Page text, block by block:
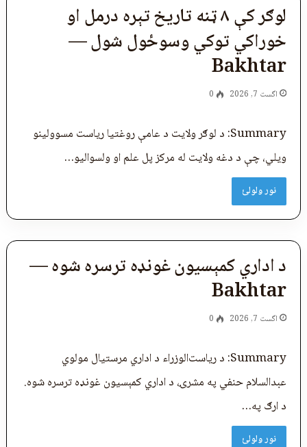
لوګر کې ۸ ټنه تاریخ تېره درمل او
خوراکي توکي وسوځول شول —
Bakhtar
اگست 7, 2026 0
Summary: د لوګر ولایت د عامې روغتیا ریاست مسوولینو
ویلي، چې د دغه ولایت له مرکز پل‌ علم او ولسوالیو…
نور ولولئ
د اداري کمېسيون غونډه ترسره شوه —
Bakhtar
اگست 7, 2026 0
Summary: د رياست‌الوزراء د اداري مرستيال مولوي
عبدالسلام حنفي په مشرۍ، د اداري کمېسيون غونډه ترسره شوه.
د ارګ په…
نور ولولئ